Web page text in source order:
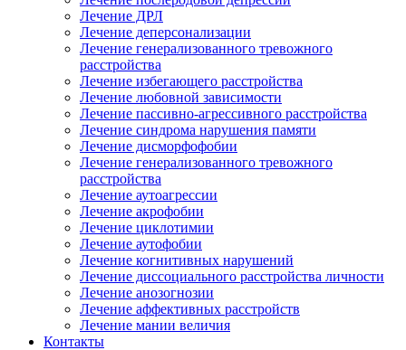
Лечение ДРЛ
Лечение деперсонализации
Лечение генерализованного тревожного
расстройства
Лечение избегающего расстройства
Лечение любовной зависимости
Лечение пассивно-агрессивного расстройства
Лечение синдрома нарушения памяти
Лечение дисморфофобии
Лечение генерализованного тревожного
расстройства
Лечение аутоагрессии
Лечение акрофобии
Лечение циклотимии
Лечение аутофобии
Лечение когнитивных нарушений
Лечение диссоциального расстройства личности
Лечение анозогнозии
Лечение аффективных расстройств
Лечение мании величия
Контакты